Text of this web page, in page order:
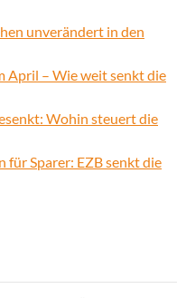
unverändert in den
April – Wie weit senkt die
Wohin steuert die
für Sparer: EZB senkt die